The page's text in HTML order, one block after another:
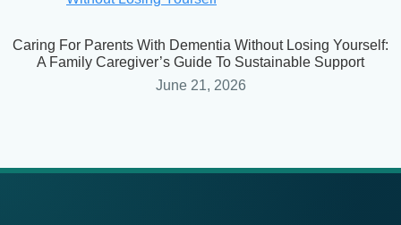
Caring For Parents With Dementia Without Losing Yourself:
A Family Caregiver’s Guide To Sustainable Support
June 21, 2026